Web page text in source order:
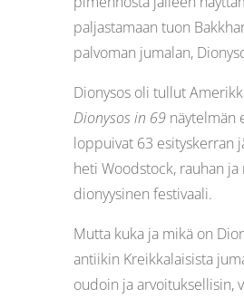
paljastamaan tuon
palvoman jumalan,
Dionysos oli tullut
Dionysos in 69näytelmän
loppuivat 63 esityskerran
heti Woodstock, rauhan ja
dionyysinen festivaali.
Mutta kuka ja mikä on
antiikin Kreikkalaisista
oudoin ja arvoituksellisin,